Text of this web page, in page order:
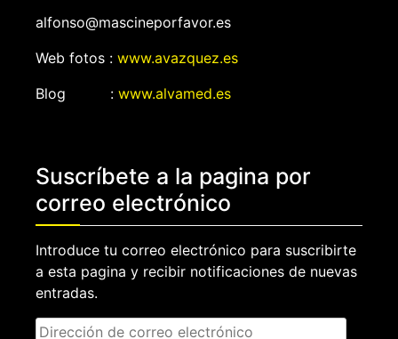
alfonso@mascineporfavor.es
Web fotos : www.avazquez.es
Blog : www.alvamed.es
Suscríbete a la pagina por
correo electrónico
Introduce tu correo electrónico para suscribirte
a esta pagina y recibir notificaciones de nuevas
entradas.
Dirección